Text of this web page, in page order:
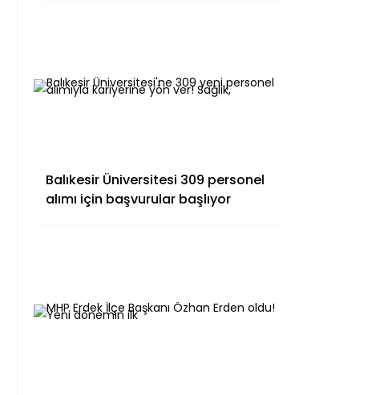
Balıkesir Üniversitesi 309 personel
alımı için başvurular başlıyor